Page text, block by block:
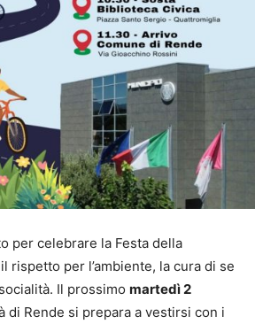
per celebrare la Festa della
rispetto per l’ambiente, la cura di se
Il prossimo martedì 2
di Rende si prepara a vestirsi con i